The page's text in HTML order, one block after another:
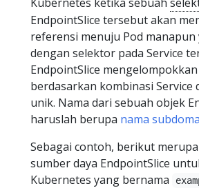
EndpointSlice tersebut akan
referensi menuju Pod manapun
dengan selektor pada Service
EndpointSlice mengelompokkan
berdasarkan kombinasi Service
unik. Nama dari sebuah objek
haruslah berupa nama
Sebagai contoh, berikut
sumber daya EndpointSlice
Kubernetes yang bernama